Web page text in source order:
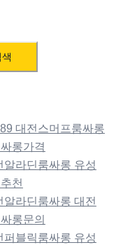
대전스머프룸싸롱
롱가격
라딘룸싸롱 유성
천
라딘룸싸롱 대전
롱문의
블릭룸싸롱 유성